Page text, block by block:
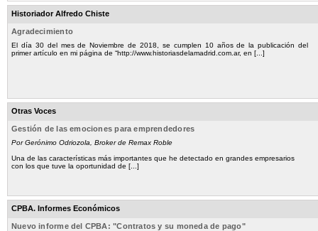
Historiador Alfredo Chiste
Agradecimiento
El día 30 del mes de Noviembre de 2018, se cumplen 10 años de la publicación del
primer artículo en mi página de “http://www.historiasdelamadrid.com.ar, en [...]
Otras Voces
Gestión de las emociones para emprendedores
Por Gerónimo Odriozola, Broker de Remax Roble
Una de las características más importantes que he detectado en grandes empresarios
con los que tuve la oportunidad de [...]
CPBA. Informes Económicos
Nuevo informe del CPBA: "Contratos y su moneda de pago"